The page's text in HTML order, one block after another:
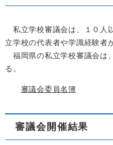
私立学校審議会は、１０人
立学校の代表者や学識経験者
福岡県の私立学校審議会は
る。
審議会委員名簿
審議会開催結果